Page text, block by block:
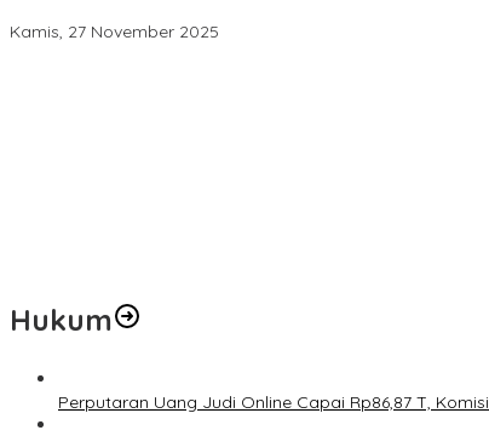
Kamis, 27 November 2025
Hukum
Perputaran Uang Judi Online Capai Rp86,87 T,